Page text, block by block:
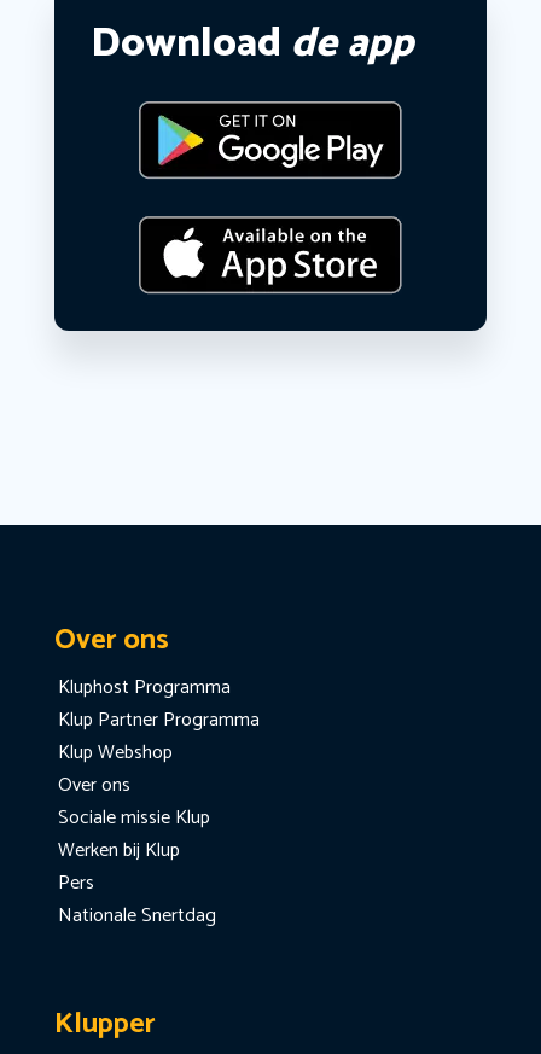
Download de app
Over ons
Kluphost Programma
Klup Partner Programma
Klup Webshop
Over ons
Sociale missie Klup
Werken bij Klup
Pers
Nationale Snertdag
Klupper